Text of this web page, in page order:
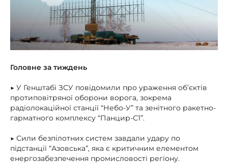
Головне за тиждень
▶ У Генштабі ЗСУ повідомили про ураження об’єктів
протиповітряної оборони ворога, зокрема
радіолокаційної станції “Небо-У” та зенітного ракетно-
гарматного комплексу “Панцир-С1”.
▶ Сили безпілотних систем завдали удару по
підстанції “Азовська”, яка є критичним елементом
енергозабезпечення промисловості регіону.